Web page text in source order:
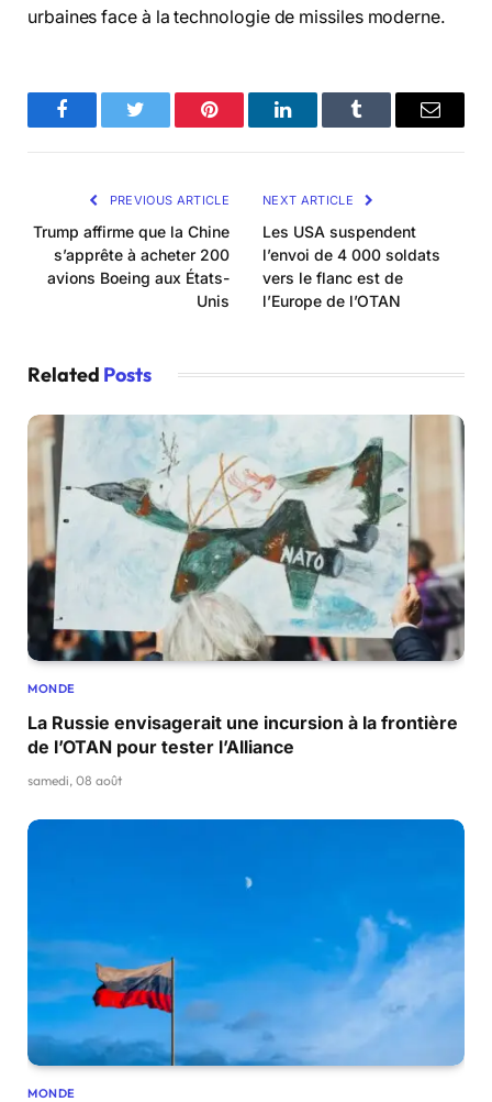
urbaines face à la technologie de missiles moderne.
FacebookTwitter Pinterest LinkedInTumblr Email
PREVIOUS ARTICLE
Trump affirme que la Chine
s’apprête à acheter 200
avions Boeing aux États-
Unis
NEXT ARTICLE
Les USA suspendent
l’envoi de 4 000 soldats
vers le flanc est de
l’Europe de l’OTAN
Related Posts
MONDE
La Russie envisagerait une incursion à la frontière
de l’OTAN pour tester l’Alliance
samedi, 08 août
MONDE